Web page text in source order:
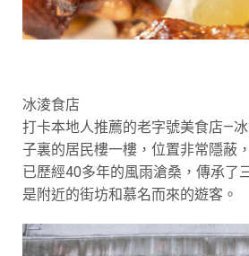
冰淩食店
打卡本地人推薦的老字號美食店—
子裏的居民樓一樓，位置非常隱蔽
已歷經40多年的風雨滄桑，傳承了
是附近的街坊和慕名而來的遊客。